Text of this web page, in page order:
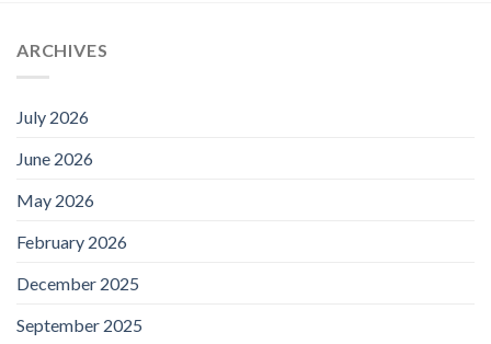
ARCHIVES
July 2026
June 2026
May 2026
February 2026
December 2025
September 2025